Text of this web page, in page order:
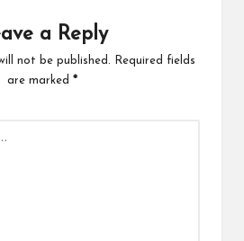
a Reply
not be published.
Required fields
are marked *